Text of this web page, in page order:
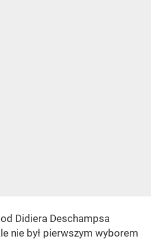
Didiera Deschampsa
nie był pierwszym wyborem